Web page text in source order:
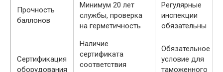
Прочность
баллонов
Минимум 20 лет
службы, проверка
на герметичность
Регулярные
инспекции
обязательны
Сертификация
оборудования
Наличие
сертификата
соответствия
Обязательное
условие для
таможенного